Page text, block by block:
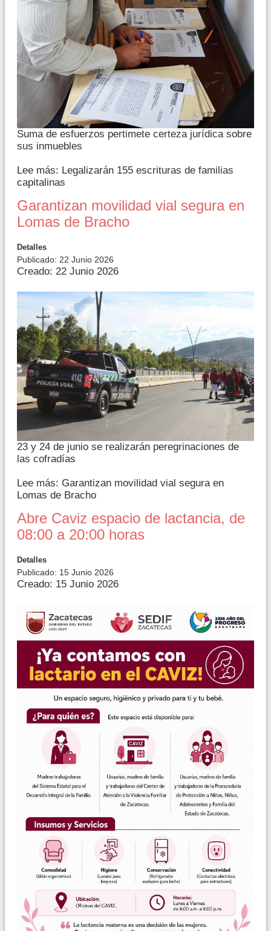
Suma de esfuerzos pertimete certeza jurídica sobre
sus inmuebles
Lee más: Legalizarán 155 escrituras de familias
capitalinas
Garantizan movilidad vial segura en
Lomas de Bracho
Detalles
Publicado: 22 Junio 2026
Creado: 22 Junio 2026
23 y 24 de junio se realizarán peregrinaciones de
las cofradías
Lee más: Garantizan movilidad vial segura en
Lomas de Bracho
Abre Caviz espacio de lactancia, de
08:00 a 20:00 horas
Detalles
Publicado: 15 Junio 2026
Creado: 15 Junio 2026